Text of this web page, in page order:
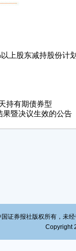
上股东减持股份计
持有期债券型
果暨决议生效的公告
国证券报社版权所有，未
Copyright